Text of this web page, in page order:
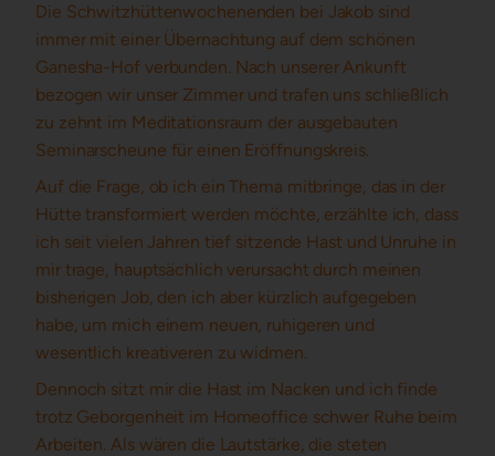
Die Schwitzhüttenwochenenden bei Jakob sind
immer mit einer Übernachtung auf dem schönen
Ganesha-Hof verbunden. Nach unserer Ankunft
bezogen wir unser Zimmer und trafen uns schließlich
zu zehnt im Meditationsraum der ausgebauten
Seminarscheune für einen Eröffnungskreis.
Auf die Frage, ob ich ein Thema mitbringe, das in der
Hütte transformiert werden möchte, erzählte ich, dass
ich seit vielen Jahren tief sitzende Hast und Unruhe in
mir trage, hauptsächlich verursacht durch meinen
bisherigen Job, den ich aber kürzlich aufgegeben
habe, um mich einem neuen, ruhigeren und
wesentlich kreativeren zu widmen.
Dennoch sitzt mir die Hast im Nacken und ich finde
trotz Geborgenheit im Homeoffice schwer Ruhe beim
Arbeiten. Als wären die Lautstärke, die steten